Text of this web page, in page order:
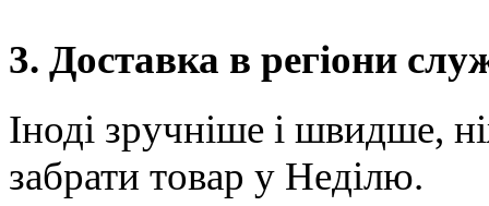
3. Доставка в регіони
Іноді зручніше і швидше,
забрати товар у Неділю.